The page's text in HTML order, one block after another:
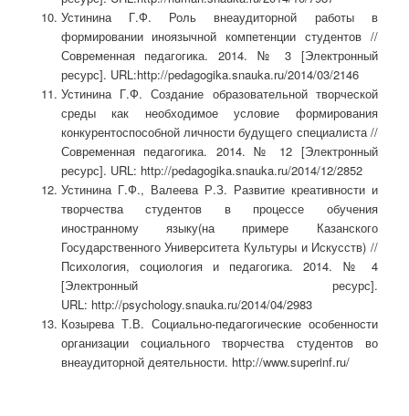
Устинина Г.Ф. Роль внеаудиторной работы в
формировании иноязычной компетенции студентов //
Современная педагогика. 2014. № 3 [Электронный
ресурс]. URL:http://pedagogika.snauka.ru/2014/03/2146
Устинина Г.Ф. Создание образовательной творческой
среды как необходимое условие формирования
конкурентоспособной личности будущего специалиста //
Современная педагогика. 2014. № 12 [Электронный
ресурс]. URL: http://pedagogika.snauka.ru/2014/12/2852
Устинина Г.Ф., Валеева Р.З. Развитие креативности и
творчества студентов в процессе обучения
иностранному языку(на примере Казанского
Государственного Университета Культуры и Искусств) //
Психология, социология и педагогика. 2014. № 4
[Электронный ресурс].
URL: http://psychology.snauka.ru/2014/04/2983
Козырева Т.В. Социально-педагогические особенности
организации социального творчества студентов во
внеаудиторной деятельности. http://www.superinf.ru/